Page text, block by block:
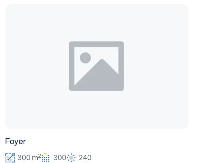
Foyer
300 m2 300 240